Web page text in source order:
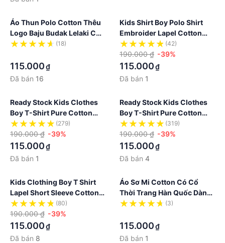
Áo Thun Polo Cotton Thêu
Logo Baju Budak Lelaki Cổ
Điển Thời Trang Dành Cho
(18)
115.000₫
Đã bán 16
Kids Shirt Boy Polo Shirt
Embroider Lapel Cotton
Children Clothing Korean
Fashion Wear Ready Stock
(42)
190.000 ₫ -39%
115.000₫
Đã bán 1
Ready Stock Kids Clothes
Boy T-Shirt Pure Cotton
Boys Fashion Children Polo
Shirt Short Sleeve Hooded
Comfortable Lapel
(279)
190.000 ₫ -39%
115.000₫
Đã bán 1
Ready Stock Kids Clothes
Boy T-Shirt Pure Cotton
Boys Fashion Short Sleeve
Hooded Comfortable
(319)
190.000 ₫ -39%
115.000₫
Đã bán 4
Kids Clothing Boy T Shirt
Lapel Short Sleeve Cotton
Boys Polo Shirt New
Fashion Children Wear
Summer
(80)
190.000 ₫ -39%
115.000₫
Đã bán 8
Áo Sơ Mi Cotton Có Cổ
Thời Trang Hàn Quốc Dành
Cho Bé Trai
(3)
115.000₫
Đã bán 1